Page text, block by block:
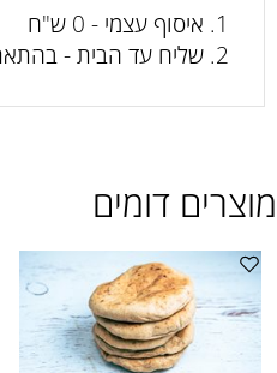
איסוף עצמי - 0 ש"ח
שליח עד הבית -
מוצרים דומים